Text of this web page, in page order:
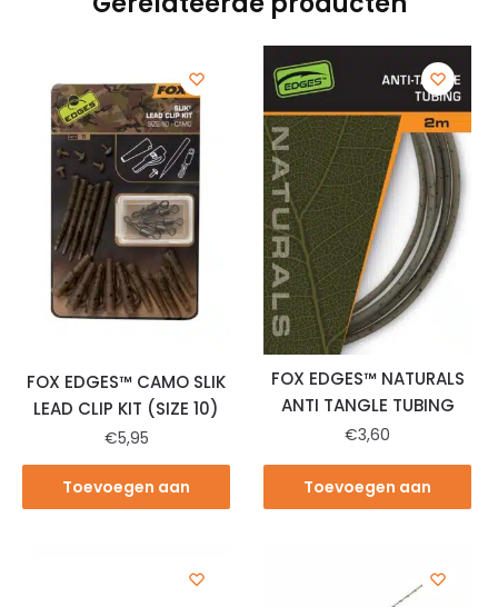
FOX EDGES™ CAMO SLIK
LEAD CLIP KIT (SIZE 10)
€5,95
Toevoegen aan
FOX EDGES™ NATURALS
ANTI TANGLE TUBING
€3,60
Toevoegen aan